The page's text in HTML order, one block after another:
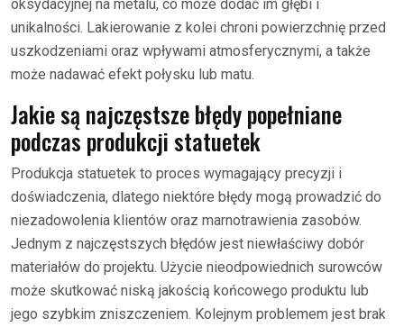
oksydacyjnej na metalu, co może dodać im głębi i
unikalności. Lakierowanie z kolei chroni powierzchnię przed
uszkodzeniami oraz wpływami atmosferycznymi, a także
może nadawać efekt połysku lub matu.
Jakie są najczęstsze błędy popełniane
podczas produkcji statuetek
Produkcja statuetek to proces wymagający precyzji i
doświadczenia, dlatego niektóre błędy mogą prowadzić do
niezadowolenia klientów oraz marnotrawienia zasobów.
Jednym z najczęstszych błędów jest niewłaściwy dobór
materiałów do projektu. Użycie nieodpowiednich surowców
może skutkować niską jakością końcowego produktu lub
jego szybkim zniszczeniem. Kolejnym problemem jest brak